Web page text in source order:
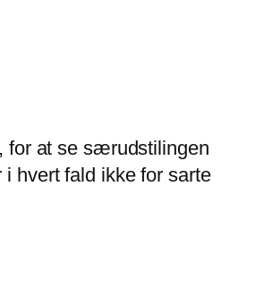
for at se særudstilingen
i hvert fald ikke for sarte